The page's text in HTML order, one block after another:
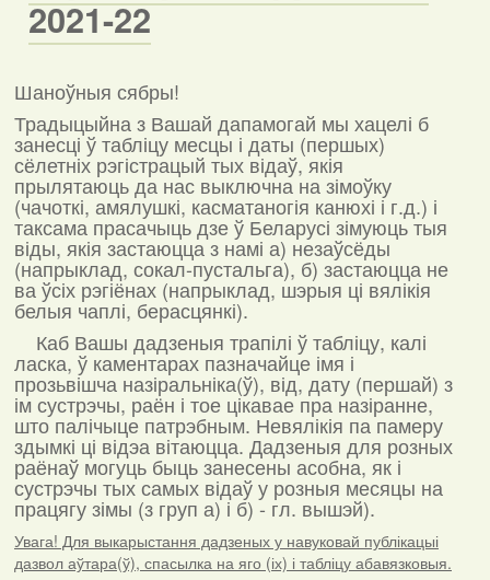
2021-22
Шаноўныя сябры!
Традыцыйна з Вашай дапамогай мы хацелі б
занесці ў табліцу месцы і даты (першых)
сёлетніх рэгістрацый тых відаў, якія
прылятаюць да нас выключна на зімоўку
(чачоткі, амялушкі, касматаногія канюхі і г.д.) і
таксама прасачыць дзе ў Беларусі зімуюць тыя
віды, якія застаюцца з намі а) незаўсёды
(напрыклад, сокал-пустальга), б) застаюцца не
ва ўсіх рэгіёнах (напрыклад, шэрыя ці вялікія
белыя чаплі, берасцянкі).
Каб Вашы дадзеныя трапілі ў табліцу, калі
ласка, ў каментарах пазначайце імя і
прозьвішча назіральніка(ў), від, дату (першай) з
ім сустрэчы, раён і тое цікавае пра назіранне,
што палічыце патрэбным. Невялікія па памеру
здымкі ці відэа вітаюцца. Дадзеныя для розных
раёнаў могуць быць занесены асобна, як і
сустрэчы тых самых відаў у розныя месяцы на
працягу зімы (з груп а) і б) - гл. вышэй).
Увага! Для выкарыстання дадзеных у навуковай публікацыі
дазвол аўтара(ў), спасылка на яго (іх) і табліцу абавязковыя.